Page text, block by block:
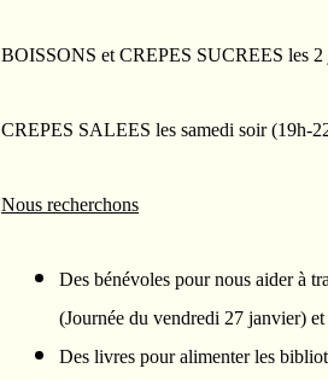
BOISSONS et CREPES SUCREES les 2
CREPES SALEES les samedi soir (19h-
Nous recherchons
Des bénévoles pour nous aider à
(Journée du vendredi 27 janvier)
Des livres pour alimenter les